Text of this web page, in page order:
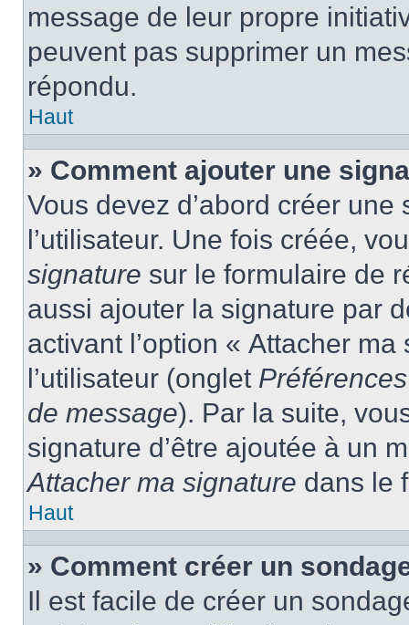
message de leur propre
peuvent pas supprimer un
répondu.
Haut
» Comment ajouter une
Vous devez d’abord créer
l’utilisateur. Une fois créée,
signature sur le formulaire de
aussi ajouter la signature par
activant l’option « Attacher
l’utilisateur (onglet
de message). Par la suite,
signature d’être ajoutée à un
Attacher ma signature dans le
Haut
» Comment créer un
Il est facile de créer un